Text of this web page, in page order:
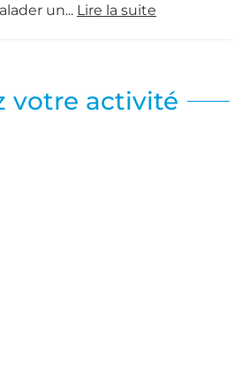
un... Lire la suite
votre activité